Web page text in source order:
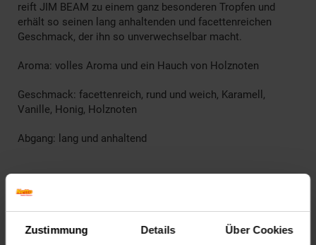
Zustimmung Details Über Cookies
reift JIM BEAM zu einem ganz besonderen Tropfen und
erhält so seinen lang anhaltenden und facettenreichen
Geschmack, der ihn so unverwechselbar macht.
Aroma: volles Aroma und ein Hauch von Holznoten
Geschmack: facettenreich, rund und weich, Karamell,
Vanille, Honig, Holznoten
Abgang: lang und anhaltend
Herkunftsland
Sorte Bourbon
Artikelnummer: 2169259000